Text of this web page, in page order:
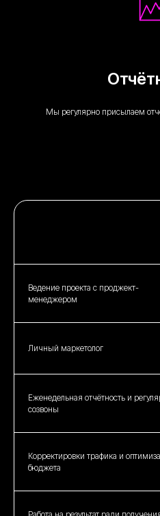
Мы регулярно присылаем
Ведение проекта с проджект-
менеджером
Личный маркетолог
Еженедельная отчётность и
созвоны
Корректировки трафика и
бюджета